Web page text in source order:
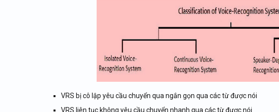
VRS bị cô lập yêu cầu chuyển qua ngắn gọn qua các từ được nói
VRS liên tục không yêu cầu chuyển nhanh qua các từ được nói